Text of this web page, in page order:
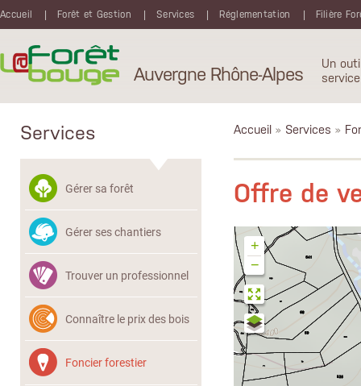
Accueil
Forêt et Gestion Services Réglementation Filière
Auvergne Rhône-Alpes
Un
Services
Gérer sa forêt
Gérer ses chantiers
Trouver un professionnel
Connaître le prix des bois
Foncier forestier
Accueil » Services »
Offre de
+
−